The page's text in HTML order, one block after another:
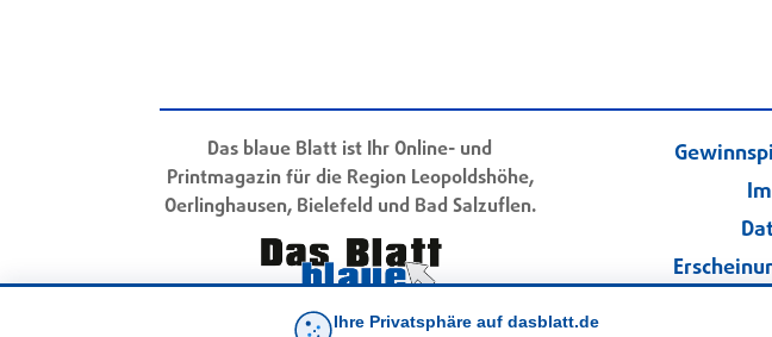
Das blaue Blatt ist Ihr Online- und
Printmagazin für die Region Leopoldshöhe,
Oerlinghausen, Bielefeld und Bad Salzuflen.
Ihre Privatsphäre auf dasblatt.de